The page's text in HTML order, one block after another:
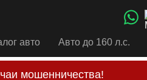
авто Авто до 160 л.с.
мошенничества!